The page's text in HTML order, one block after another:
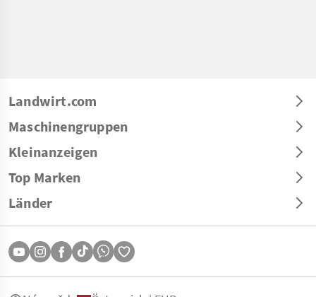
Landwirt.com
Maschinengruppen
Kleinanzeigen
Top Marken
Länder